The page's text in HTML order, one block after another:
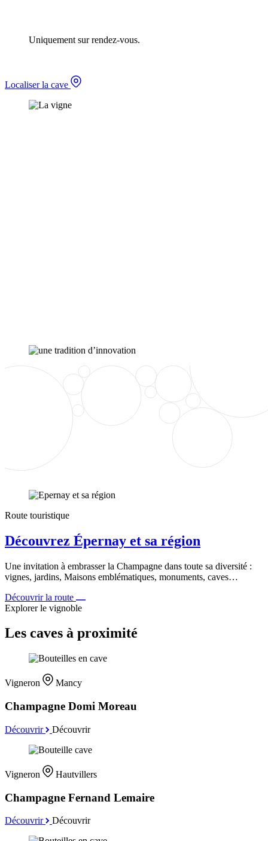
Uniquement sur rendez-vous.
Localiser la cave
Route touristique
Découvrez Épernay et sa région
Une invitation à embrasser la Champagne dans toute sa diversité :
vignes, jardins, Maisons emblématiques, monuments, caves…
Découvrir la route
Explorer le vignoble
Les caves à proximité
Vigneron Mancy
Champagne Domi Moreau
Découvrir Découvrir
Vigneron Hautvillers
Champagne Fernand Lemaire
Découvrir Découvrir